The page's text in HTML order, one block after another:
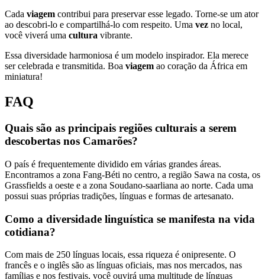
Cada viagem contribui para preservar esse legado. Torne-se um ator
ao descobri-lo e compartilhá-lo com respeito. Uma vez no local,
você viverá uma cultura vibrante.
Essa diversidade harmoniosa é um modelo inspirador. Ela merece
ser celebrada e transmitida. Boa viagem ao coração da África em
miniatura!
FAQ
Quais são as principais regiões culturais a serem
descobertas nos Camarões?
O país é frequentemente dividido em várias grandes áreas.
Encontramos a zona Fang-Béti no centro, a região Sawa na costa, os
Grassfields a oeste e a zona Soudano-saarliana ao norte. Cada uma
possui suas próprias tradições, línguas e formas de artesanato.
Como a diversidade linguística se manifesta na vida
cotidiana?
Com mais de 250 línguas locais, essa riqueza é onipresente. O
francês e o inglês são as línguas oficiais, mas nos mercados, nas
famílias e nos festivais, você ouvirá uma multitude de línguas